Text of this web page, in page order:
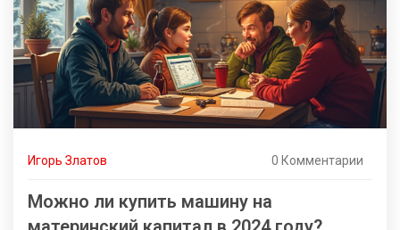
Игорь Златов 0 Комментарии
Можно ли купить машину на